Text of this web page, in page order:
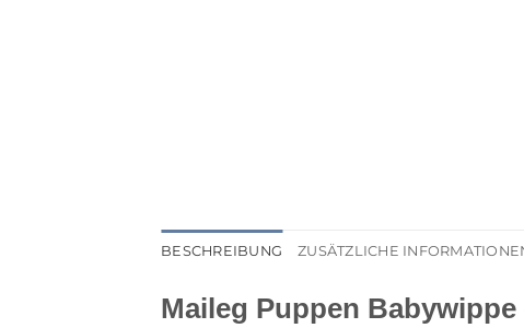
BESCHREIBUNG ZUSÄTZLICHE
Maileg Puppen